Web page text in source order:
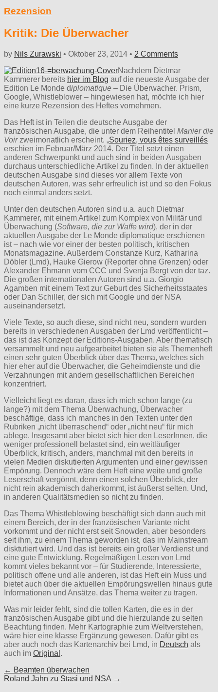
Rezension
Kritik: Die Überwacher
by Nils Zurawski • Oktober 23, 2014 • 2 Comments
Nachdem Dietmar
Kammerer bereits hier im Blog auf die neueste Ausgabe der
Edition Le Monde diplomatique – Die Überwacher. Prism,
Google, Whistleblower – hingewiesen hat, möchte ich hier
eine kurze Rezension des Heftes vornehmen.
Das Heft ist in Teilen die deutsche Ausgabe der
französischen Ausgabe, die unter dem Reihentitel Manier die
Voirzweimonatlich erscheint. „Souriez, vous êtes surveillés
erschien im Februar/März 2014. Der Titel setzt einen
anderen Schwerpunkt und auch sind in beiden Ausgaben
durchaus unterschiedliche Artikel zu finden. In der aktuellen
deutschen Ausgabe sind dieses vor allem Texte von
deutschen Autoren, was sehr erfreulich ist und so den Fokus
noch einmal anders setzt.
Unter den deutschen Autoren sind u.a. auch Dietmar
Kammerer, mit einem Artikel zum Komplex von Militär und
Überwachung (Software, die zur Waffe wird), der in der
aktuellen Ausgabe der Le Monde diplomatique erschienen
ist – nach wie vor einer der besten politisch, kritischen
Monatsmagazine. Außerdem Constanze Kurz, Katharina
Döbler (Lmd), Hauke Gierow (Reporter ohne Grenzen) oder
Alexander Ehmann vom CCC und Svenja Bergt von der taz.
Die großen internationalen Autoren sind u.a. Giorgio
Agamben mit einem Text zur Geburt des Sicherheitsstaates
oder Dan Schiller, der sich mit Google und der NSA
auseinandersetzt.
Viele Texte, so auch diese, sind nicht neu, sondern wurden
bereits in verschiedenen Ausgaben der Lmd veröffentlicht –
das ist das Konzept der Editions-Ausgaben. Aber thematisch
versammelt und neu aufgearbeitet bieten sie als Themenheft
einen sehr guten Überblick über das Thema, welches sich
hier eher auf die Überwacher, die Geheimdienste und die
Verzahnungen mit andern gesellschaftlichen Bereichen
konzentriert.
Vielleicht liegt es daran, dass ich mich schon lange (zu
lange?) mit dem Thema Überwachung, Überwacher
beschäftige, dass ich manches in den Texten unter den
Rubriken „nicht überraschend“ oder „nicht neu“ für mich
ablege. Insgesamt aber bietet sich hier den LeserInnen, die
weniger professionell belastet sind, ein weitläufiger
Überblick, kritisch, anders, manchmal mit den bereits in
vielen Medien diskutierten Argumenten und einer gewissen
Empörung. Dennoch wäre dem Heft eine weite und große
Leserschaft vergönnt, denn einen solchen Überblick, der
nicht rein akademisch daherkommt, ist äußerst selten. Und,
in anderen Qualitätsmedien so nicht zu finden.
Das Thema Whistleblowing beschäftigt sich dann auch mit
einem Bereich, der in der französischen Variante nicht
vorkommt und der nicht erst seit Snowden, aber besonders
seit ihm, zu einem Thema geworden ist, das im Mainstream
disktutiert wird. Und das ist bereits ein großer Verdienst und
eine gute Entwicklung. Regelmäßigen Lesen von Lmd
kommt vieles bekannt vor – für Studierende, Interessierte,
politisch offene und alle anderen, ist das Heft ein Muss und
bietet auch über die aktuellen Empörungswellen hinaus gute
Informationen und Ansätze, das Thema weiter zu tragen.
Was mir leider fehlt, sind die tollen Karten, die es in der
französischen Ausgabe gibt und die hierzulande zu selten
Beachtung finden. Mehr Kartographie zum Weltverstehen,
wäre hier eine klasse Ergänzung gewesen. Dafür gibt es
aber auch noch das Kartenarchiv bei Lmd, in Deutsch als
auch im Original .
Post
navigation
← Beamten überwachen
Roland Jahn zu Stasi und NSA →